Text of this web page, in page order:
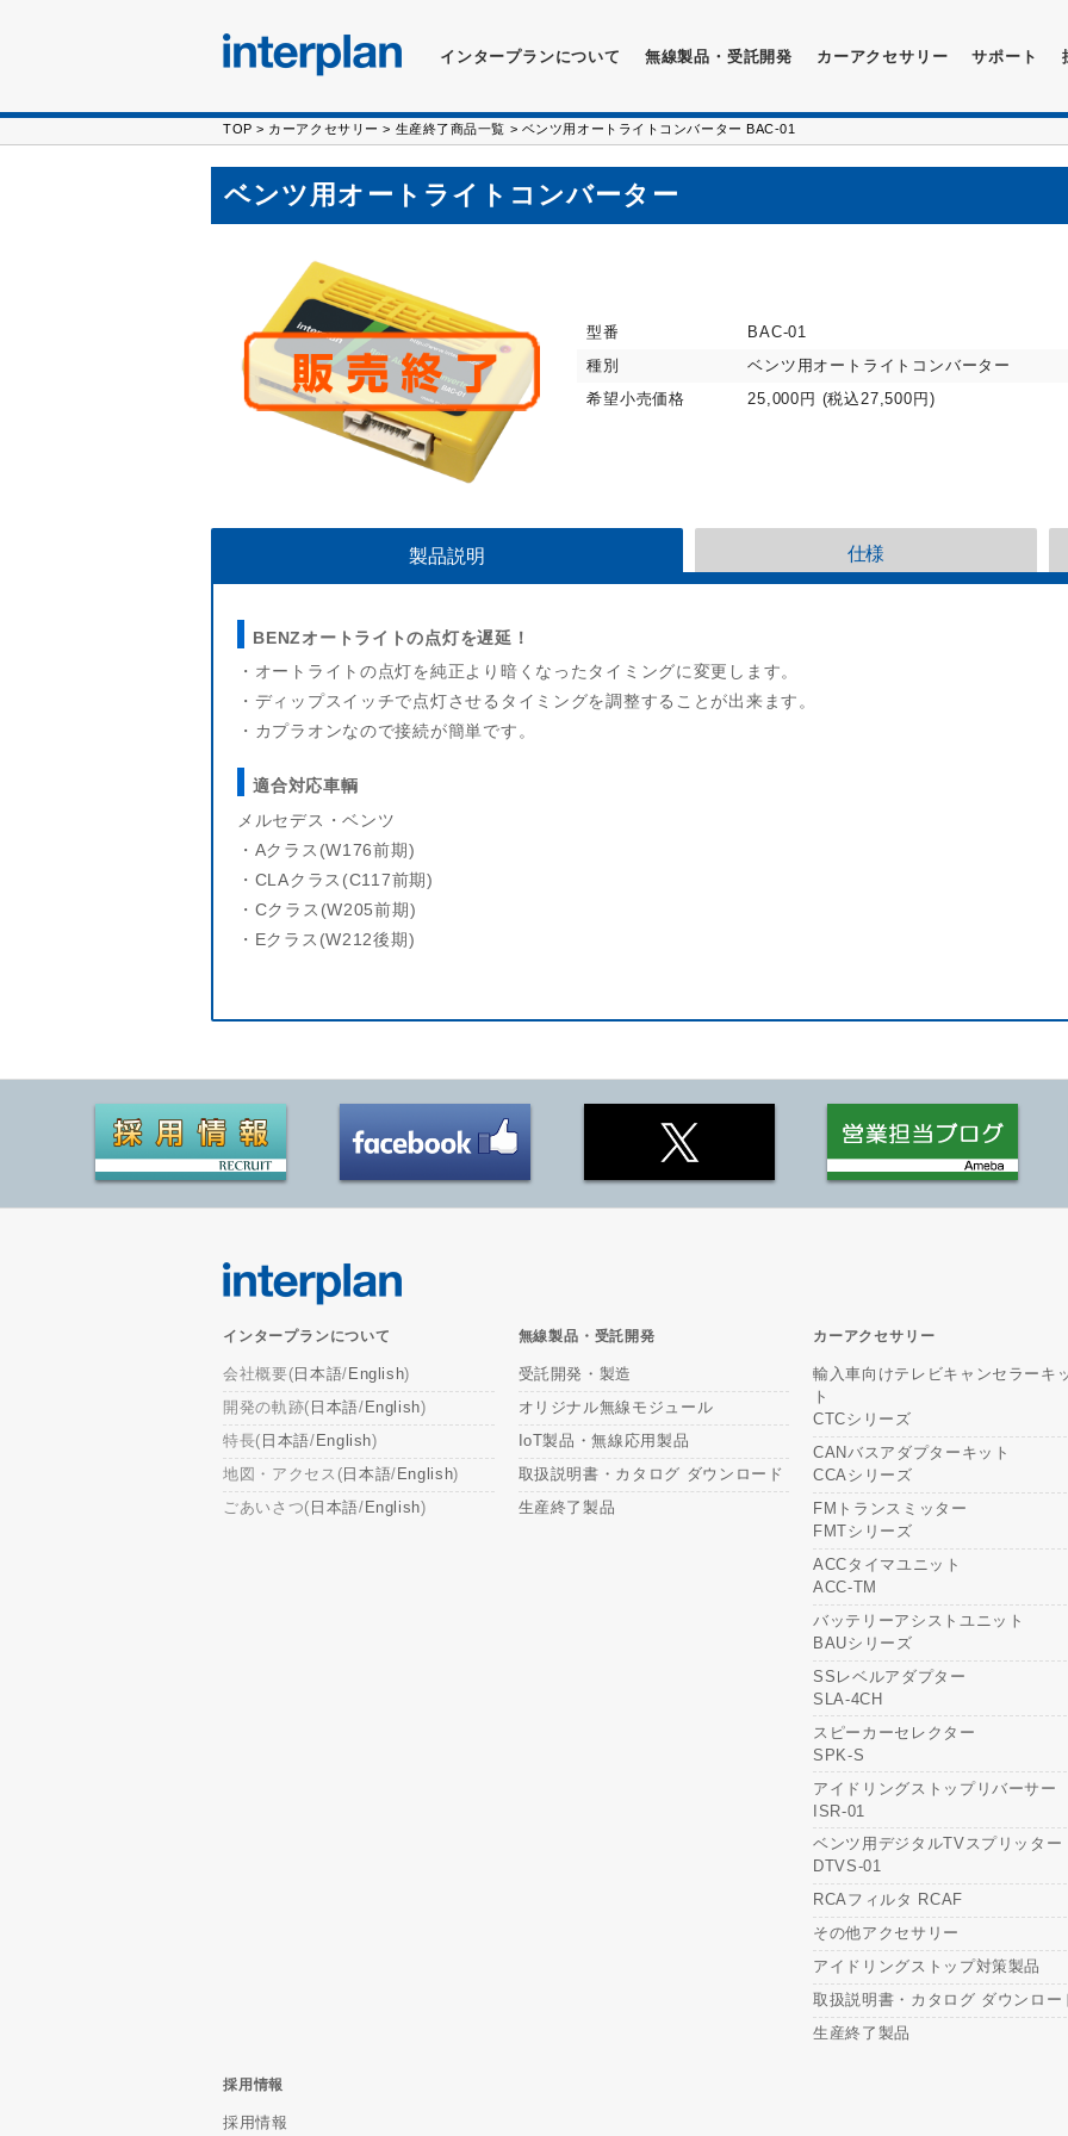
インタープランについて 無線製品・受託開発 カーアクセサリー サポート
TOP > カーアクセサリー > 生産終了商品一覧 > ベンツ用オートライトコンバーター BAC-01
ベンツ用オートライトコンバーター
型番
BAC-01
種別
ベンツ用オートライトコンバーター
希望小売価格
25,000円 (税込27,500円)
製品説明 仕様
BENZオートライトの点灯を遅延！
・オートライトの点灯を純正より暗くなったタイミングに変更します。
・ディップスイッチで点灯させるタイミングを調整することが出来ます。
・カプラオンなので接続が簡単です。
適合対応車輌
メルセデス・ベンツ
・Aクラス(W176前期)
・CLAクラス(C117前期)
・Cクラス(W205前期)
・Eクラス(W212後期)
インタープランについて
会社概要( 日本語/ English)
開発の軌跡( 日本語/ English)
特長( 日本語/ English)
地図・アクセス( 日本語/ English)
ごあいさつ( 日本語/ English)
無線製品・受託開発
受託開発・製造
オリジナル無線モジュール
IoT製品・無線応用製品
取扱説明書・カタログ ダウンロード
生産終了製品
カーアクセサリー
輸入車向けテレビキャンセラーキ
ト
CTCシリーズ
CANバスアダプターキット
CCAシリーズ
FMトランスミッター
FMTシリーズ
ACCタイマユニット
ACC-TM
バッテリーアシストユニット
BAUシリーズ
SSレベルアダプター
SLA-4CH
スピーカーセレクター
SPK-S
アイドリングストップリバーサー
ISR-01
ベンツ用デジタルTVスプリッター
DTVS-01
RCAフィルタ RCAF
その他アクセサリー
アイドリングストップ対策製品
取扱説明書・カタログ ダウンロー
生産終了製品
採用情報
採用情報